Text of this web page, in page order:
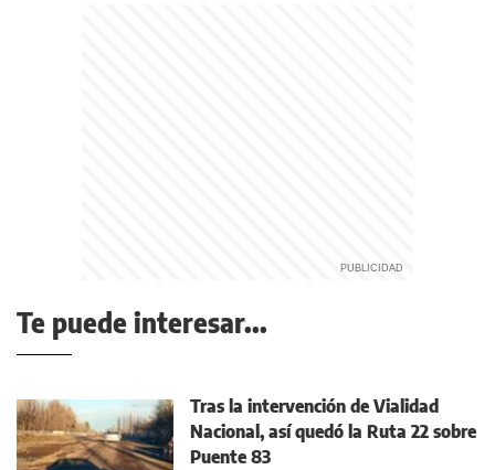
Te puede interesar...
Tras la intervención de Vialidad
Nacional, así quedó la Ruta 22 sobre
Puente 83